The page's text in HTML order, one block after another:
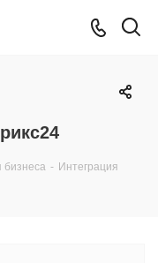
бизнеса - Интеграция